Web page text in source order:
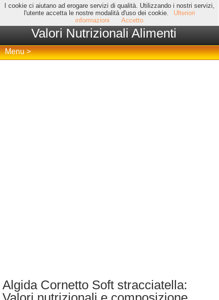
I cookie ci aiutano ad erogare servizi di qualità. Utilizzando i nostri servizi,
l'utente accetta le nostre modalità d'uso dei cookie.
Ulteriori
informazioni
Accetto
Valori Nutrizionali Alimenti
Menu >
Algida Cornetto Soft stracciatella: